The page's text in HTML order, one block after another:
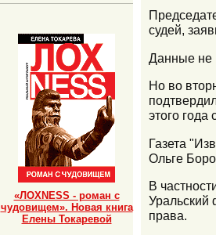
судей,
Данные не
Но во
этого года
Газета
Ольге
В
Уральский
права.
«ЛОХNESS - роман с
чудовищем». Новая книга
Елены Токаревой